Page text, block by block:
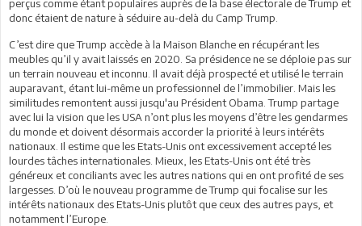
perçus comme étant populaires auprès de la base électorale de Trump et
donc étaient de nature à séduire au-delà du Camp Trump.
C’est dire que Trump accède à la Maison Blanche en récupérant les
meubles qu’il y avait laissés en 2020. Sa présidence ne se déploie pas sur
un terrain nouveau et inconnu. Il avait déjà prospecté et utilisé le terrain
auparavant, étant lui-même un professionnel de l’immobilier. Mais les
similitudes remontent aussi jusqu'au Président Obama. Trump partage
avec lui la vision que les USA n’ont plus les moyens d’être les gendarmes
du monde et doivent désormais accorder la priorité à leurs intérêts
nationaux. Il estime que les Etats-Unis ont excessivement accepté les
lourdes tâches internationales. Mieux, les Etats-Unis ont été très
généreux et conciliants avec les autres nations qui en ont profité de ses
largesses. D’où le nouveau programme de Trump qui focalise sur les
intérêts nationaux des Etats-Unis plutôt que ceux des autres pays, et
notamment l’Europe.